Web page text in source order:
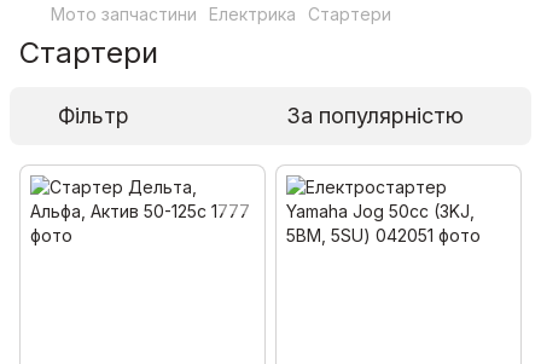
Мото запчастини Електрика Стартери
Стартери
Фільтр За популярністю